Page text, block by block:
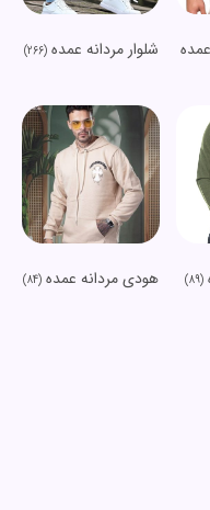
شلوار مردانه عمده(266)
(89) هودی مردانه عمده (84)